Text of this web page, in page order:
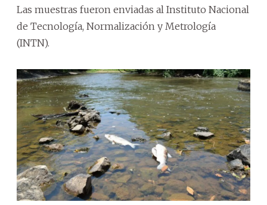
Las muestras fueron enviadas al Instituto Nacional
de Tecnología, Normalización y Metrología
(INTN).